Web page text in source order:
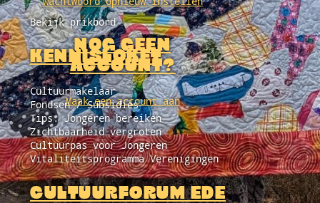
NOG GEEN
ACCOUNT?
Maak een account aan
Bekijk prikbord
KENNISLOKET
Cultuurmakelaar
Fondsen / Subsidies
Tips: Jongeren bereiken
Zichtbaarheid vergroten
Cultuurpas voor Jongeren
Vitaliteitsprogramma Verenigingen
CULTUURFORUM EDE